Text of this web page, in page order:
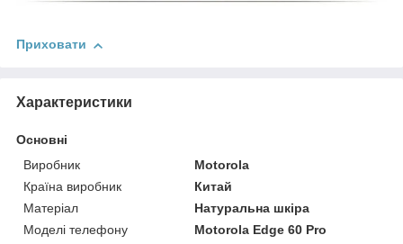
Приховати
Характеристики
Основні
Виробник
Motorola
Країна виробник
Китай
Матеріал
Натуральна шкіра
Моделі телефону
Motorola Edge 60 Pro